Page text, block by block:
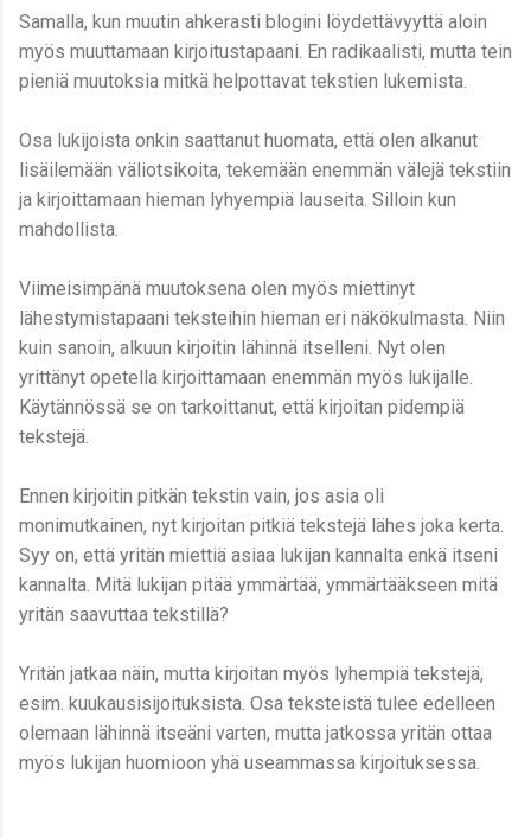
Samalla, kun muutin ahkerasti blogini löydettävyyttä aloin
myös muuttamaan kirjoitustapaani. En radikaalisti, mutta tein
pieniä muutoksia mitkä helpottavat tekstien lukemista.
Osa lukijoista onkin saattanut huomata, että olen alkanut
lisäilemään väliotsikoita, tekemään enemmän välejä tekstiin
ja kirjoittamaan hieman lyhyempiä lauseita. Silloin kun
mahdollista.
Viimeisimpänä muutoksena olen myös miettinyt
lähestymistapaani teksteihin hieman eri näkökulmasta. Niin
kuin sanoin, alkuun kirjoitin lähinnä itselleni. Nyt olen
yrittänyt opetella kirjoittamaan enemmän myös lukijalle.
Käytännössä se on tarkoittanut, että kirjoitan pidempiä
tekstejä.
Ennen kirjoitin pitkän tekstin vain, jos asia oli
monimutkainen, nyt kirjoitan pitkiä tekstejä lähes joka kerta.
Syy on, että yritän miettiä asiaa lukijan kannalta enkä itseni
kannalta. Mitä lukijan pitää ymmärtää, ymmärtääkseen mitä
yritän saavuttaa tekstillä?
Yritän jatkaa näin, mutta kirjoitan myös lyhempiä tekstejä,
esim. kuukausisijoituksista. Osa teksteistä tulee edelleen
olemaan lähinnä itseäni varten, mutta jatkossa yritän ottaa
myös lukijan huomioon yhä useammassa kirjoituksessa.